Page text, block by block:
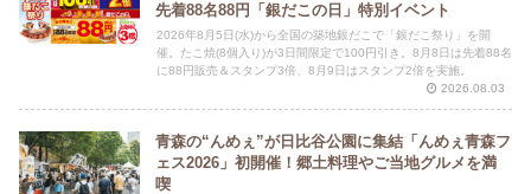
先着88名88円「銀だこの日」特別イベント
2026年8月5日(水)から全国の築地銀だこで「銀だこ祭り」を開
催。たこ焼(8個入り)が3日間限定で100円引き。8月8日は先着88名
に88円販売＆スタンプ3倍、8月9日はスタンプ2倍を実施。
2026.08.03
青森の“んめぇ”が日比谷公園に集結「んめぇ青森フ
ェス2026」初開催！郷土料理やご当地グルメを満
喫